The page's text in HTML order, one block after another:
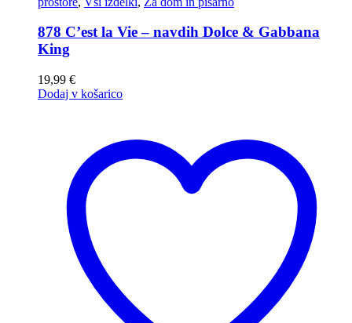
878 C’est la Vie – navdih Dolce & Gabbana
King
19,99 €
Dodaj v košarico